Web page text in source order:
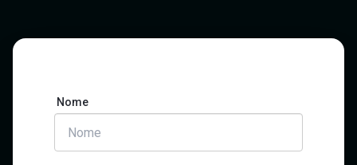
Nome